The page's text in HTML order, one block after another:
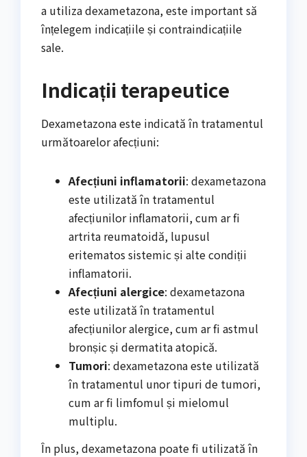
a utiliza dexametazona, este important să
înțelegem indicațiile și contraindicațiile
sale.
Indicații terapeutice
Dexametazona este indicată în tratamentul
următoarelor afecțiuni:
Afecțiuni inflamatorii: dexametazona
este utilizată în tratamentul
afecțiunilor inflamatorii, cum ar fi
artrita reumatoidă, lupusul
eritematos sistemic și alte condiții
inflamatorii.
Afecțiuni alergice: dexametazona
este utilizată în tratamentul
afecțiunilor alergice, cum ar fi astmul
bronșic și dermatita atopică.
Tumori: dexametazona este utilizată
în tratamentul unor tipuri de tumori,
cum ar fi limfomul și mielomul
multiplu.
În plus, dexametazona poate fi utilizată în